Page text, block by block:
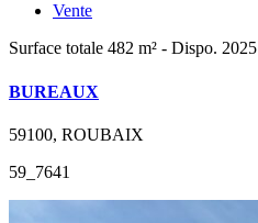
Vente
Surface totale 482 m² - Dispo. 2025
BUREAUX
59100, ROUBAIX
59_7641